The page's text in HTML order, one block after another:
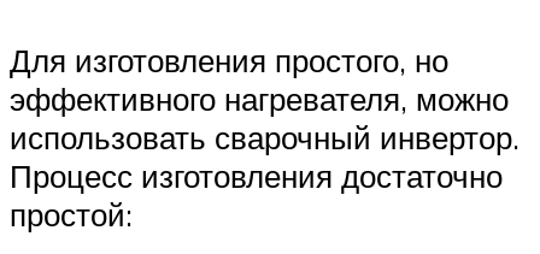
Для изготовления простого, но
эффективного нагревателя, можно
использовать сварочный инвертор.
Процесс изготовления достаточно
простой: